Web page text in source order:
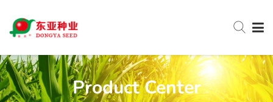
网站首页 Product Center